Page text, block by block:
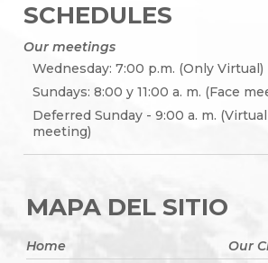
SCHEDULES
Our meetings
Wednesday: 7:00 p.m. (Only Virtual)
Sundays: 8:00 y 11:00 a. m. (Face
Deferred Sunday - 9:00 a. m. (Virtual
meeting)
MAPA DEL SITIO
Home Our